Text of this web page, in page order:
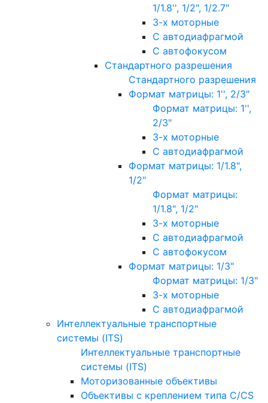
1/1.8'', 1/2", 1/2.7"
3-х моторные
С автодиафрагмой
С автофокусом
Стандартного разрешения
Стандартного разрешения
Формат матрицы: 1'', 2/3"
Формат матрицы: 1'',
2/3"
3-х моторные
С автодиафрагмой
Формат матрицы: 1/1.8",
1/2"
Формат матрицы:
1/1.8", 1/2"
3-х моторные
С автодиафрагмой
С автофокусом
Формат матрицы: 1/3"
Формат матрицы: 1/3"
3-х моторные
С автодиафрагмой
Интеллектуальные транспортные
системы (ITS)
Интеллектуальные транспортные
системы (ITS)
Моторизованные объективы
Объективы с креплением типа C/CS